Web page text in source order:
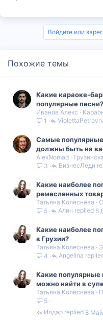
Войдите или
Похожие темы
Какие караоке-
популярные песни?
Иванов Алекс
1
Самые
должны быть на
AlexNomad
3
БизнесЛеди
Какие наиболее
ремесленных
Татьяна Колеснёва
5
6
Алин
Какие наиболее
в Грузии?
Татьяна Колеснёва
4
Angelina
Какие популярные
можно найти в
Татьяна Колеснёва
5
8
Илдар